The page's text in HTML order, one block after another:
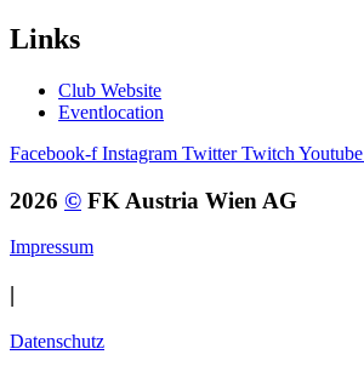
Links
Club Website
Eventlocation
Facebook-f Instagram Twitter Twitch Youtube
2026 © FK Austria Wien AG
Impressum
|
Datenschutz